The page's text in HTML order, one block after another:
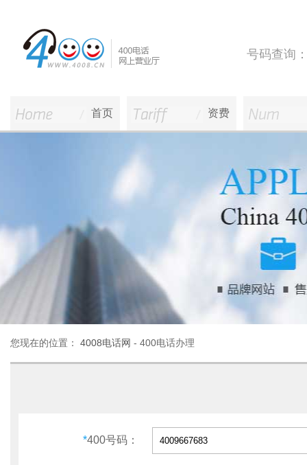
号码查询
首页 资费
您现在的位置： 4008电话网 - 400电话办理
*400号码：